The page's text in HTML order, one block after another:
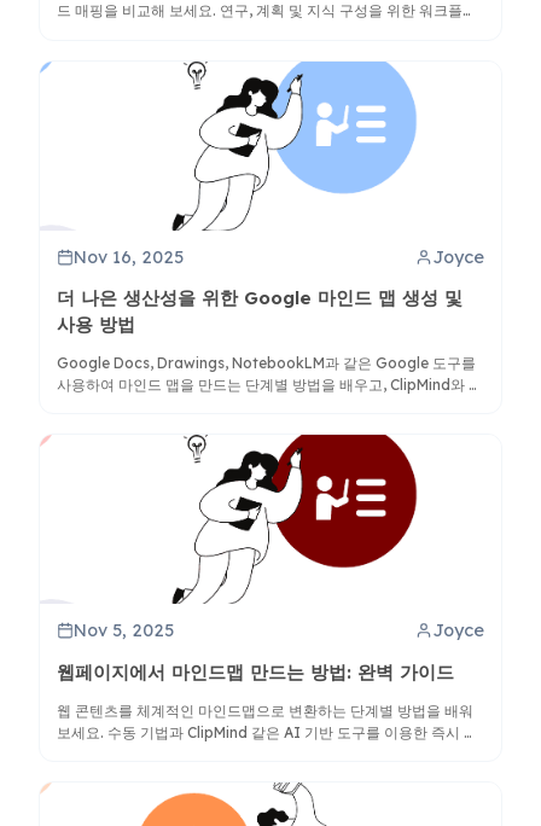
드 매핑을 비교해 보세요. 연구, 계획 및 지식 구성을 위한 워크플로
Nov 16, 2025 Joyce
더 나은 생산성을 위한 Google 마인드 맵 생성 및
사용 방법
Google Docs, Drawings, NotebookLM과 같은 Google 도구를
사용하여 마인드 맵을 만드는 단계별 방법을 배우고, ClipMind와 같
Nov 5, 2025 Joyce
웹페이지에서 마인드맵 만드는 방법: 완벽 가이드
웹 콘텐츠를 체계적인 마인드맵으로 변환하는 단계별 방법을 배워
보세요. 수동 기법과 ClipMind 같은 AI 기반 도구를 이용한 즉시 변